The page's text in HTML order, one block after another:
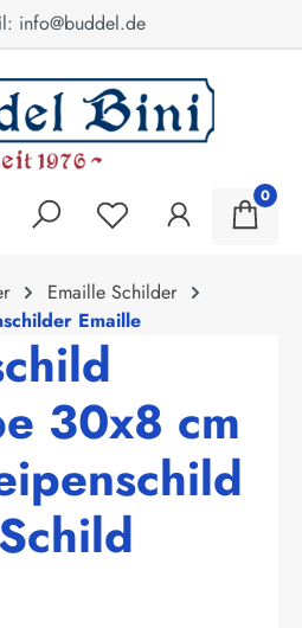
info@buddel.de
0
Emaille Schilder
Emaille
30x8 cm